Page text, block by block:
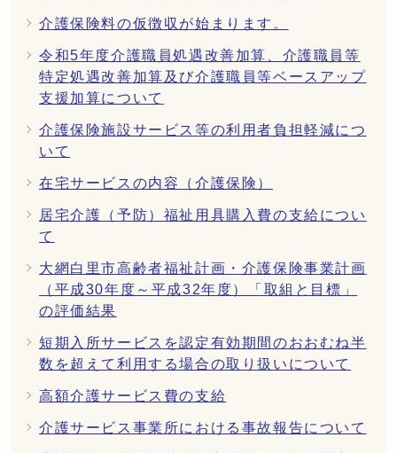
介護保険料の仮徴収が始まります。
令和5年度介護職員処遇改善加算、介護職員等
特定処遇改善加算及び介護職員等ベースアップ
支援加算について
介護保険施設サービス等の利用者負担軽減につ
いて
在宅サービスの内容（介護保険）
居宅介護（予防）福祉用具購入費の支給につい
て
大網白里市高齢者福祉計画・介護保険事業計画
（平成30年度～平成32年度）「取組と目標」
の評価結果
短期入所サービスを認定有効期間のおおむね半
数を超えて利用する場合の取り扱いについて
高額介護サービス費の支給
介護サービス事業所における事故報告について